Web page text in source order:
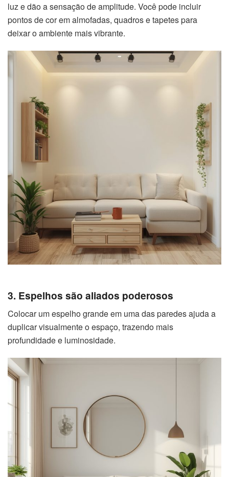
luz e dão a sensação de amplitude. Você pode incluir
pontos de cor em almofadas, quadros e tapetes para
deixar o ambiente mais vibrante.
3. Espelhos são aliados poderosos
Colocar um espelho grande em uma das paredes ajuda a
duplicar visualmente o espaço, trazendo mais
profundidade e luminosidade.